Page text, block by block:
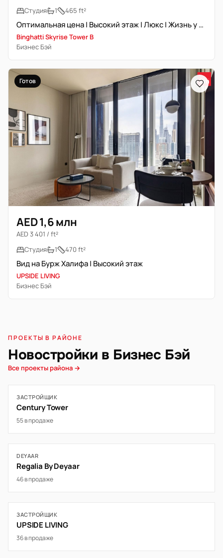
Студия
1 465 ft²
Оптимальная цена | Высокий этаж | Люкс | Жизнь у воды
Binghatti Skyrise Tower B
Бизнес Бэй
Готов
AED 1,6 млн
AED 3 401 / ft²
Студия
1 470 ft²
Вид на Бурж Халифа | Высокий этаж
UPSIDE LIVING
Бизнес Бэй
ПРОЕКТЫ В РАЙОНЕ
Новостройки в Бизнес Бэй
Все проекты района →
ЗАСТРОЙЩИК
Century Tower
55 в продаже
DEYAAR
Regalia By Deyaar
46 в продаже
ЗАСТРОЙЩИК
UPSIDE LIVING
36 в продаже